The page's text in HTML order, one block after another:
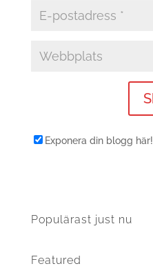
Exponera din blogg här!
Populärast just nu
Featured